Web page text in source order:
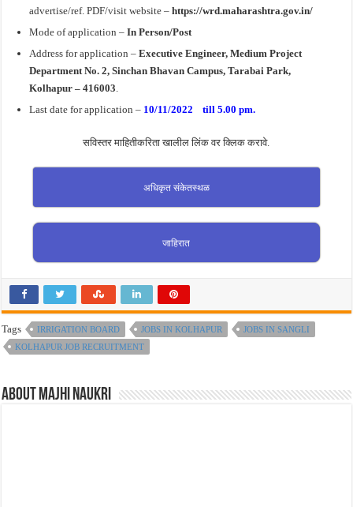
advertise/ref. PDF/visit website – https://wrd.maharashtra.gov.in/
Mode of application –In Person/Post
Address for application –Executive Engineer, Medium Project
Department No. 2, Sinchan Bhavan Campus, Tarabai Park,
Kolhapur – 416003
Last date for application – 10/11/2022 till 5.00 pm.
सविस्तर माहितीकरिता खालील लिंक वर क्लिक करावे.
अधिकृत संकेतस्थळ
जाहिरात
Tags IRRIGATION BOARD JOBS IN KOLHAPUR
JOBS IN SANGLI
KOLHAPUR JOB RECRUITMENT
About Majhi Naukri